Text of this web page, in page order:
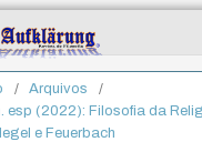
/ Arquivos
/
esp (2022): Filosofia da
e Feuerbach